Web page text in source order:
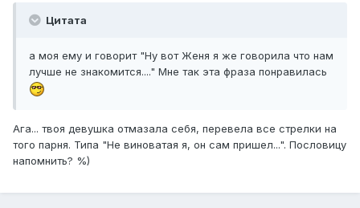
Цитата
а моя ему и говорит "Ну вот Женя я же говорила что нам
лучше не знакомится...." Мне так эта фраза понравилась
Ага... твоя девушка отмазала себя, перевела все стрелки на
того парня. Типа "Не виноватая я, он сам пришел...". Пословицу
напомнить? %)